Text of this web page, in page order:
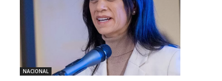
NACIONAL